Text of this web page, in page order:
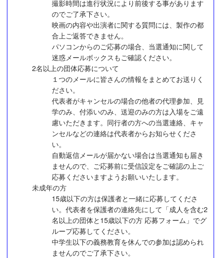
撮影時間は進行状況により前後する事があります
のでご了承下さい。
映画の内容や出演者に関する質問には、製作の都
合上ご返答できません。
パソコンからのご応募の場合、当選通知に関して
迷惑メールボックスもご確認ください。
2名以上の団体応募について
１つのメールに皆さんの情報をまとめてお送りく
ださい。
代表者がキャンセルの場合の他者の代理参加、見
学のみ、付添いのみ、送迎のみの方は入場をご遠
慮いただきます。同行者の方への当選連絡、キャ
ンセルなどの連絡は代表者からお知らせくださ
い。
自動返信メールが届かない場合は当選通知も届き
ませんので、ご応募前に受信設定をご確認の上ご
応募くださいますようお願いいたします。
未成年の方
15歳以下の方は保護者と一緒に応募してくださ
い。代表者を保護者の連絡先にして「成人を含む2
名以上の団体と15歳以下の方 応募フォーム」でグ
ループ応募してください。
中学生以下の義務教育を休んでの参加は認められ
ませんのでご了承下さい。